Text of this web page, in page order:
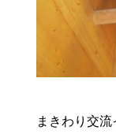
まきわり交